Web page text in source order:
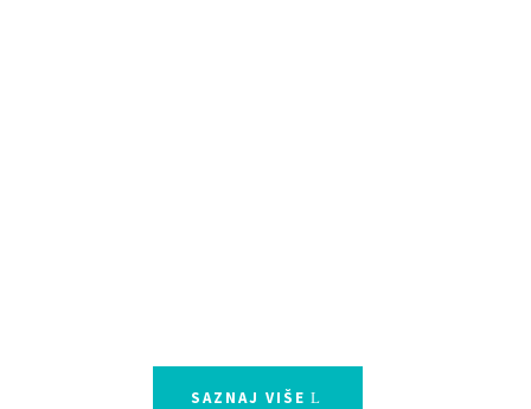
SAZNAJ VIŠE